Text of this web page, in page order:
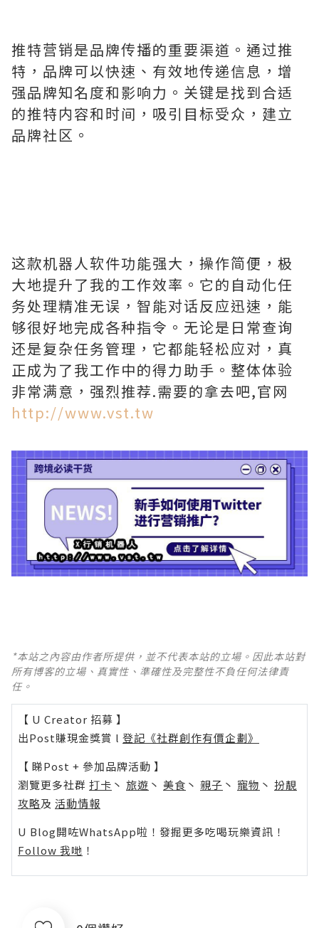
推特营销是品牌传播的重要渠道。通过推
特，品牌可以快速、有效地传递信息，增
强品牌知名度和影响力。关键是找到合适
的推特内容和时间，吸引目标受众，建立
品牌社区。
这款机器人软件功能强大，操作简便，极
大地提升了我的工作效率。它的自动化任
务处理精准无误，智能对话反应迅速，能
够很好地完成各种指令。无论是日常查询
还是复杂任务管理，它都能轻松应对，真
正成为了我工作中的得力助手。整体体验
非常满意，强烈推荐.需要的拿去吧,官网
http://www.vst.tw
*本站之內容由作者所提供，並不代表本站的立場。因此本站對
所有博客的立場、真實性、準確性及完整性不負任何法律責
任。
【 U Creator 招募 】
出Post賺現金獎賞 l 登記《社群創作有價企劃》
【 睇Post + 參加品牌活動 】
瀏覽更多社群 打卡 丶 旅遊 丶 美食 丶 親子 丶 寵物 丶 扮靚
攻略及 活動情報
U Blog開咗WhatsApp啦！發掘更多吃喝玩樂資訊！
Follow 我哋 ！